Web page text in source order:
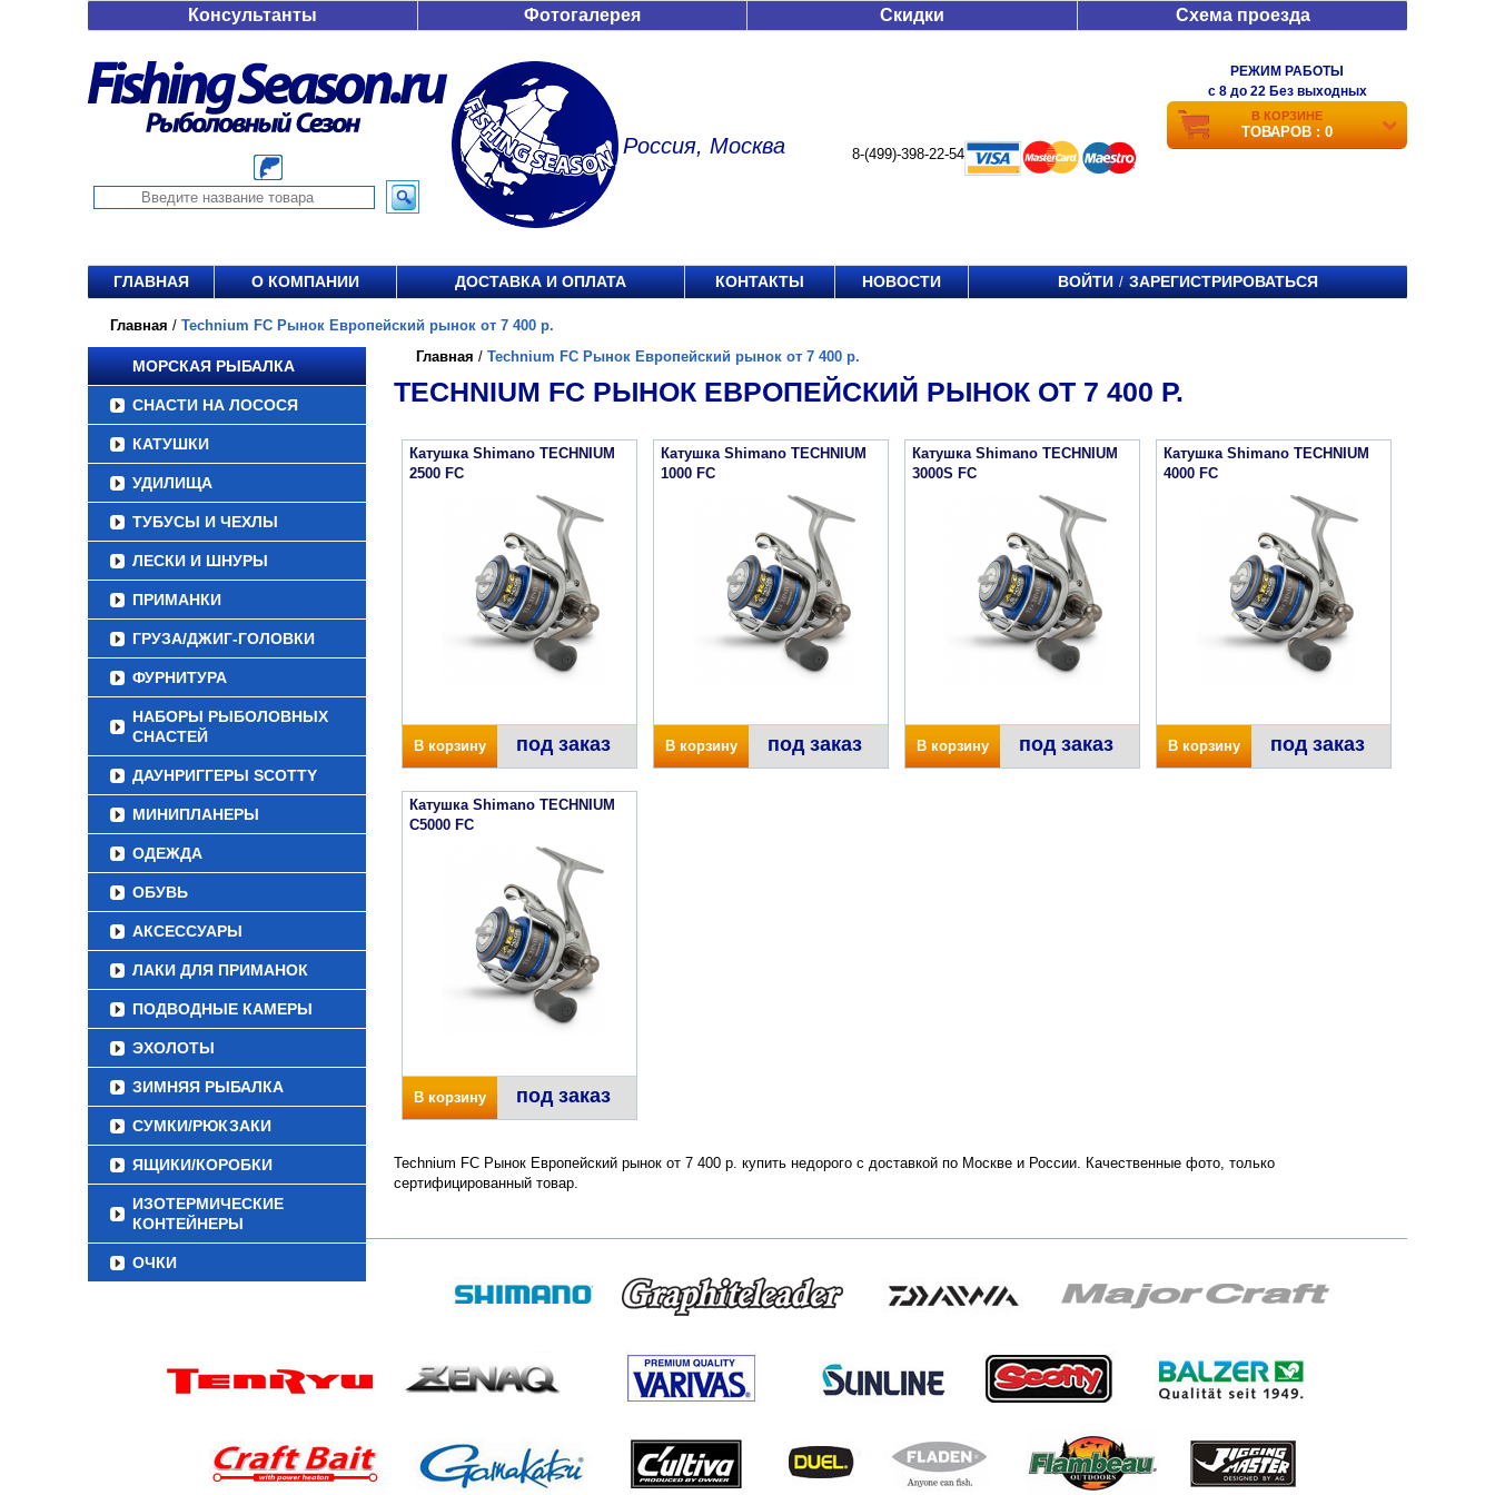
Консультанты Фотогалерея Скидки Схема проезда
Россия, Москва 8-(499)-398-22-54
РЕЖИМ РАБОТЫ
c 8 до 22 Без выходных
В КОРЗИНЕ
ТОВАРОВ : 0
ГЛАВНАЯ О КОМПАНИИ ДОСТАВКА И ОПЛАТА КОНТАКТЫ НОВОСТИ ВОЙТИ / ЗАРЕГИСТРИРОВАТЬСЯ
Главная / Technium FC Рынок Европейский рынок от 7 400 р.
МОРСКАЯ РЫБАЛКА
СНАСТИ НА ЛОСОСЯ
КАТУШКИ
УДИЛИЩА
ТУБУСЫ И ЧЕХЛЫ
ЛЕСКИ И ШНУРЫ
ПРИМАНКИ
ГРУЗА/ДЖИГ-ГОЛОВКИ
ФУРНИТУРА
НАБОРЫ РЫБОЛОВНЫХ
СНАСТЕЙ
ДАУНРИГГЕРЫ SCOTTY
МИНИПЛАНЕРЫ
ОДЕЖДА
ОБУВЬ
АКСЕССУАРЫ
ЛАКИ ДЛЯ ПРИМАНОК
ПОДВОДНЫЕ КАМЕРЫ
ЭХОЛОТЫ
ЗИМНЯЯ РЫБАЛКА
СУМКИ/РЮКЗАКИ
ЯЩИКИ/КОРОБКИ
ИЗОТЕРМИЧЕСКИЕ
КОНТЕЙНЕРЫ
ОЧКИ
Главная / Technium FC Рынок Европейский рынок от 7 400 р.
TECHNIUM FC РЫНОК ЕВРОПЕЙСКИЙ РЫНОК ОТ 7 400 Р.
Катушка Shimano TECHNIUM
2500 FC
В корзину под заказ
Катушка Shimano TECHNIUM
1000 FC
В корзину под заказ
Катушка Shimano TECHNIUM
3000S FC
В корзину под заказ
Катушка Shimano TECHNIUM
4000 FC
В корзину под заказ
Катушка Shimano TECHNIUM
C5000 FC
В корзину под заказ
Technium FC Рынок Европейский рынок от 7 400 р. купить недорого с доставкой по Москве и России. Качественные фото, только
сертифицированный товар.